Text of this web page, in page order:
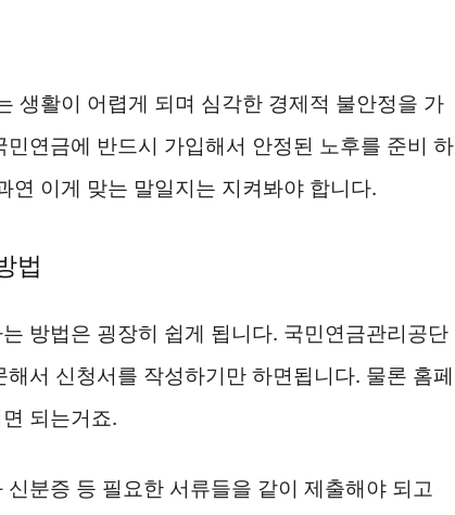
생활이 어렵게 되며 심각한 경제적 불안정을 가
연금에 반드시 가입해서 안정된 노후를 준비 하
연 이게 맞는 말일지는 지켜봐야 합니다.
법
방법은 굉장히 쉽게 됩니다. 국민연금관리공단
서 신청서를 작성하기만 하면됩니다. 물론 홈페
되는거죠.
분증 등 필요한 서류들을 같이 제출해야 되고